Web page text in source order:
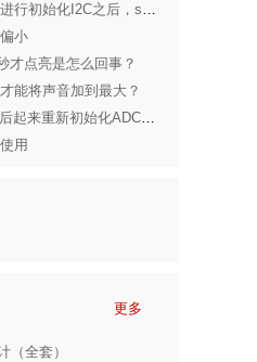
使用AT32F435 Bench 进行初始化I2C之后，scl和sda一直是高电平
小
才点亮是怎么回事？
能将声音加到最大？
APM32F003F4P6休眠后起来重新初始化ADC，无法进行AD转换
用
更多
（全套）